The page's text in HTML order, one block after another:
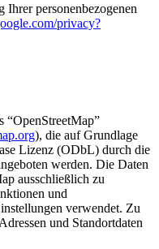
Ihrer personenbezogenen
privacy?
“OpenStreetMap”
), die auf Grundlage
Lizenz (ODbL) durch die
werden. Die Daten
ausschließlich zu
und
verwendet. Zu
und Standortdaten